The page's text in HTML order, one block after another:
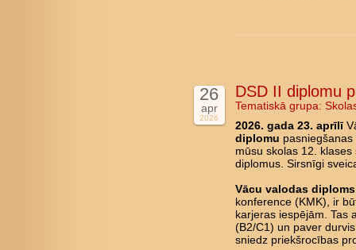
26
apr
2026
DSD II diplomu
Tematiskā grupa:
2026. gada 23. aprīlī
diplomu
mūsu skolas 12.
diplomus. Sirsnīgi
Vācu valodas
konference (KMK), ir
karjeras iespējām. Tas
(B2/C1) un paver
sniedz priekšrocības